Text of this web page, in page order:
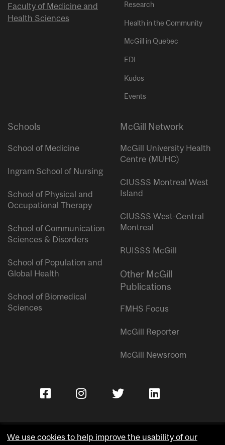
Faculty of Medicine and
Health Sciences
Research
Health in the Community
McGill in Quebec
EDI
Kudos
Events
Schools
School of Medicine
Ingram School of Nursing
School of Physical and
Occupational Therapy
School of Communication
Sciences & Disorders
School of Population and
Global Health
School of Biomedical
Sciences
McGill Network
McGill University Health
Centre (MUHC)
CIUSSS Montreal West
Island
CIUSSS West-Central
Montreal
RUISSS McGill
Other McGill
Publications
FMHS Focus
McGill Reporter
McGill Newsroom
We use cookies to help improve the usability of our